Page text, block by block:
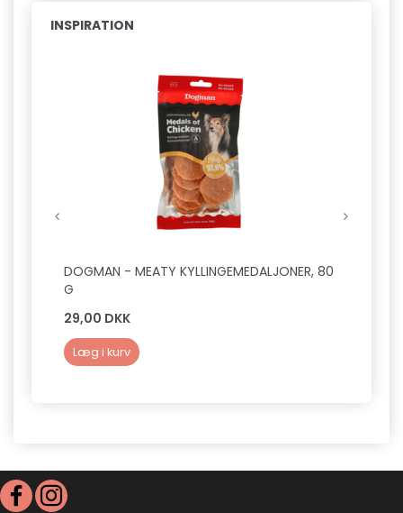
INSPIRATION
DOGMAN - MEATY KYLLINGEMEDALJONER, 80
G
29,00 DKK
Læg i kurv